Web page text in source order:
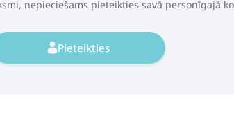
nepieciešams pieteikties savā personīgajā
Pieteikties